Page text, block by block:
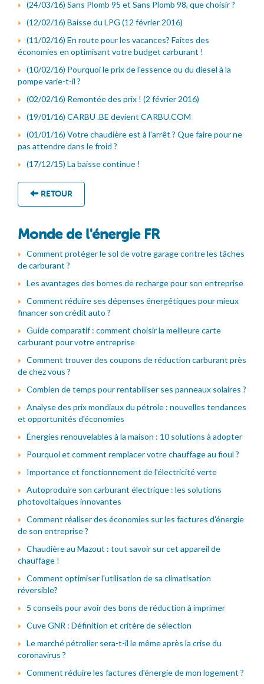
(24/03/16) Sans Plomb 95 et Sans Plomb 98, que choisir ?
(12/02/16) Baisse du LPG (12 février 2016)
(11/02/16) En route pour les vacances? Faites des
économies en optimisant votre budget carburant !
(10/02/16) Pourquoi le prix de l'essence ou du diesel à la
pompe varie-t-il ?
(02/02/16) Remontée des prix ! (2 février 2016)
(19/01/16) CARBU .BE devient CARBU.COM
(01/01/16) Votre chaudière est à l'arrêt ? Que faire pour ne
pas attendre dans le froid ?
(17/12/15) La baisse continue !
RETOUR
Monde de l'énergie FR
Comment protéger le sol de votre garage contre les tâches
de carburant ?
Les avantages des bornes de recharge pour son entreprise
Comment réduire ses dépenses énergétiques pour mieux
financer son crédit auto ?
Guide comparatif : comment choisir la meilleure carte
carburant pour votre entreprise
Comment trouver des coupons de réduction carburant près
de chez vous ?
Combien de temps pour rentabiliser ses panneaux solaires ?
Analyse des prix mondiaux du pétrole : nouvelles tendances
et opportunités d'économies
Énergies renouvelables à la maison : 10 solutions à adopter
Pourquoi et comment remplacer votre chauffage au fioul ?
Importance et fonctionnement de l'électricité verte
Autoproduire son carburant électrique : les solutions
photovoltaiques innovantes
Comment réaliser des économies sur les factures d'énergie
de son entreprise ?
Chaudière au Mazout : tout savoir sur cet appareil de
chauffage !
Comment optimiser l'utilisation de sa climatisation
réversible?
5 conseils pour avoir des bons de réduction à imprimer
Cuve GNR : Définition et critère de sélection
Le marché pétrolier sera-t-il le même après la crise du
coronavirus ?
Comment réduire les factures d'énergie de mon logement ?